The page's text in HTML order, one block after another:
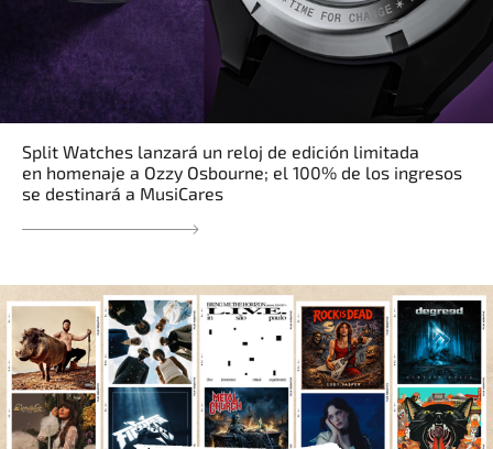
Split Watches lanzará un reloj de edición limitada
en homenaje a Ozzy Osbourne; el 100% de los ingresos
se destinará a MusiCares